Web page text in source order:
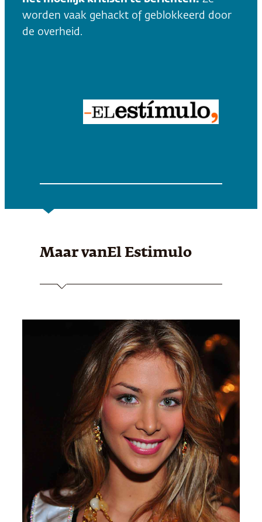
worden vaak gehackt of geblokkeerd door
de overheid.
Maar vanEl Estimulo